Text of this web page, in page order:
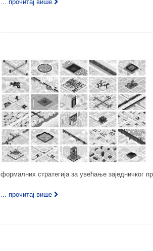
... прочитај више
формалних стратегија за увећање заједничког
... прочитај више